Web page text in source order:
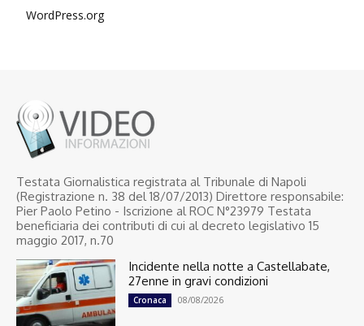
WordPress.org
Testata Giornalistica registrata al Tribunale di Napoli
(Registrazione n. 38 del 18/07/2013) Direttore responsabile:
Pier Paolo Petino - Iscrizione al ROC N°23979 Testata
beneficiaria dei contributi di cui al decreto legislativo 15
maggio 2017, n.70
Incidente nella notte a Castellabate,
27enne in gravi condizioni
Cronaca 08/08/2026